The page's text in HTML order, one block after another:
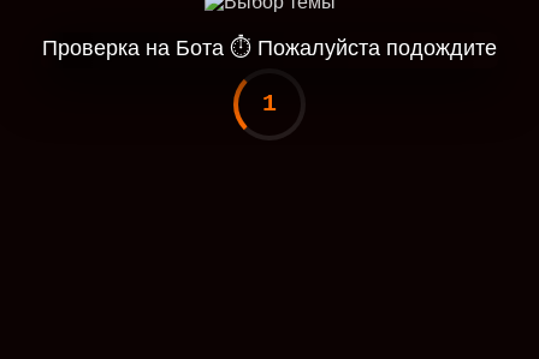
Проверка на Бота ⏱ Пожалуйста подождите
1